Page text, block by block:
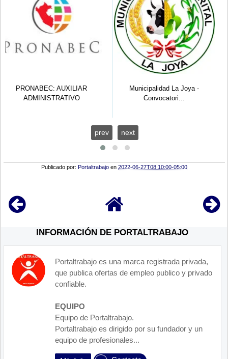
Municipalidad La Joya -
Convocatori...
Municipalidad De La Perla: (06)
Téc...
prev next
Publicado por: Portaltrabajo en2022-06-27T08:10:00-05:00
INFORMACIÓN DE PORTALTRABAJO
Portaltrabajo es una marca registrada privada,
que publica ofertas de empleo publico y privado
confiable.
EQUIPO
Equipo de Portaltrabajo.
Portaltrabajo es dirigido por su fundador y un
equipo de profesionales...